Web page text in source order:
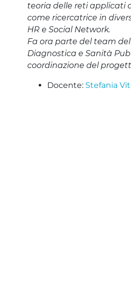
teoria delle reti applicati
come ricercatrice in
HR e Social Network.
Fa ora parte del team
Diagnostica e Sanità
coordinazione del
Docente: Stefania